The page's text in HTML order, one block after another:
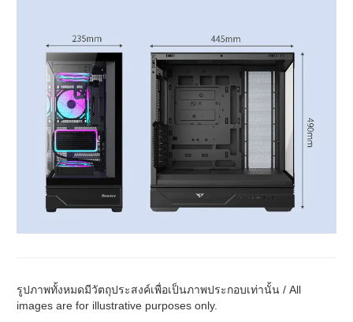
รูปภาพทั้งหมดมีวัตถุประสงค์เพื่อเป็นภาพประกอบเท่านั้น / All
images are for illustrative purposes only.